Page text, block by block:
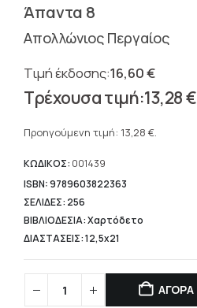
Άπαντα 8
Απολλώνιος Περγαίος
16,60€
Original
price
16,60 €.
13,28€
τρέχουσα
είναι:
13,28 €.
Προηγούμενη τιμή: 13,28 €.
ΚΩΔΙΚΟΣ: 001439
ISBN: 9789603822363
ΣΕΛΙΔΕΣ: 256
ΒΙΒΛΙΟΔΕΣΙΑ: Χαρτόδετο
ΔΙΑΣΤΑΣΕΙΣ: 12,5x21
ΑΓΟΡΑ